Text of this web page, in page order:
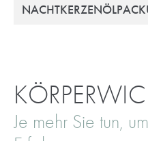
Je mehr Sie tun,